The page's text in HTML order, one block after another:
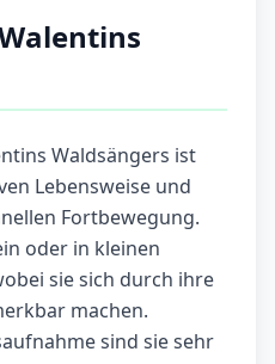
Waldsängers ist
Lebensweise und
Fortbewegung.
oder in kleinen
sie sich durch ihre
machen.
sind sie sehr